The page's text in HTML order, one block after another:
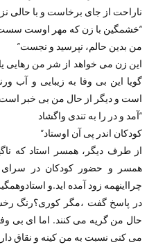
ناراحت از جای برخاست و با حالی
“خشمگین با زن که مهر اوست
من بدین حالم، نپرسید و نجست”
این زن می خواهد از شر من رهایی
گویا این بی وفا به زیبایی و آب
است و دیگر از حال من بی خبر است
“آمد و در را به تندی واگشاد
کودکان اندر پی آن اوستاد”
از طرف دیگر، همسر استاد که
همسر و حضور کودکان در سرای
چرااینهمه زود آمده اید.و
در پاسخ گفت ،مگر کوری؟رنگ
حال من گریه می کنند. اما ای بی
می کنی نسبت به من کینه و نقاق